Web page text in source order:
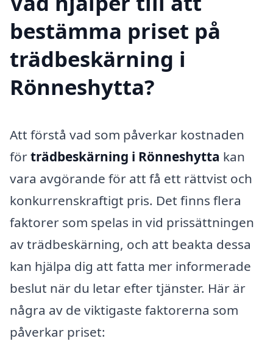
bestämma priset på
trädbeskärning i
Rönneshytta?
Att förstå vad som påverkar kostnaden
förträdbeskärning i Rönneshytta kan
vara avgörande för att få ett rättvist och
konkurrenskraftigt pris. Det finns flera
faktorer som spelas in vid prissättningen
av trädbeskärning, och att beakta dessa
kan hjälpa dig att fatta mer informerade
beslut när du letar efter tjänster. Här är
några av de viktigaste faktorerna som
påverkar priset: